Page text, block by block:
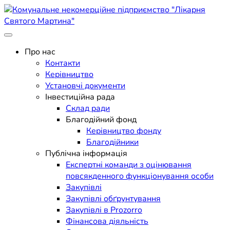
Skip
to
content
Комунальне некомерційне
підприємство "Лікарня
Святого Мартина"
Поліклініка Мукачево
Про нас
Контакти
Керівництво
Установчі документи
Інвестиційна рада
Склад ради
Благодійний фонд
Керівництво фонду
Благодійники
Публічна інформація
Експертні команди з оцінювання
повсякденного функціонування особи
Закупівлі
Закупівлі обґрунтування
Закупівлі в Prozorro
Фінансова діяльність